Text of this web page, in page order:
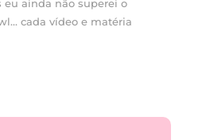
eu ainda não superei o
cada vídeo e matéria